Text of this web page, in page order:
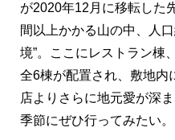
が2020年12月に移転した
間以上かかる山の中、人
境”。ここにレストラン棟
全6棟が配置され、敷地内
店よりさらに地元愛が深
季節にぜひ行ってみたい。